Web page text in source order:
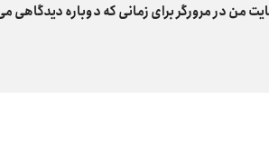
من در مرورگر برای زمانی که دوباره دیدگاهی